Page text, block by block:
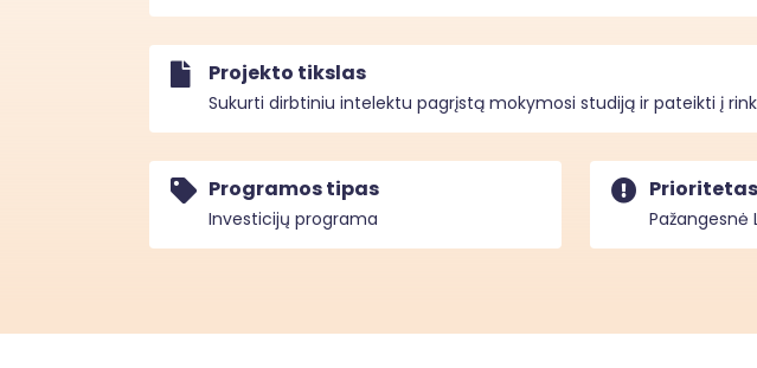
Projekto tikslas
Sukurti dirbtiniu intelektu pagrįstą mokymosi studiją ir pateikti į
Programos tipas
Investicijų programa
Prioritetas
Pažangesnė